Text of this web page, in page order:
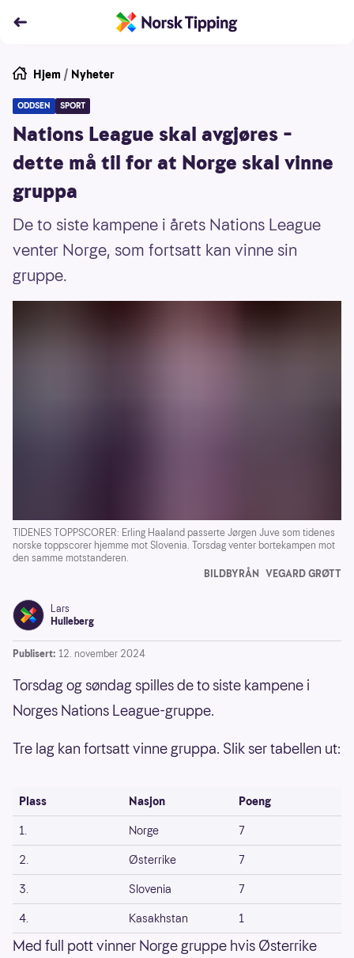
Hjem / Nyheter
ODDSEN SPORT
Nations League skal avgjøres –
dette må til for at Norge skal vinne
gruppa
De to siste kampene i årets Nations League
venter Norge, som fortsatt kan vinne sin
gruppe.
TIDENES TOPPSCORER: Erling Haaland passerte Jørgen Juve som tidenes
norske toppscorer hjemme mot Slovenia. Torsdag venter bortekampen mot
den samme motstanderen.
BILDBYRÅN VEGARD GRØTT
Lars
Hulleberg
Publisert: 12. november 2024
Torsdag og søndag spilles de to siste kampene i
Norges Nations League-gruppe.
Tre lag kan fortsatt vinne gruppa. Slik ser tabellen ut:
Plass Nasjon
Poeng
1.
Norge
7
2.
Østerrike
7
3.
Slovenia
7
4.
Kasakhstan 1
Med full pott vinner Norge gruppe hvis Østerrike